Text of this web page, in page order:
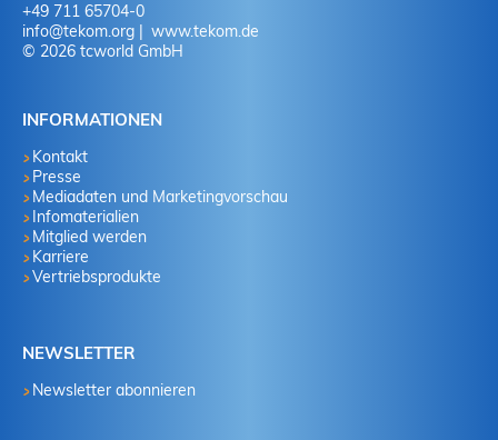
+49 711 65704-0
info@tekom.org
www.tekom.de
© 2026 tcworld GmbH
INFORMATIONEN
Kontakt
Presse
Mediadaten und Marketingvorschau
Infomaterialien
Mitglied werden
Karriere
Vertriebsprodukte
NEWSLETTER
Newsletter abonnieren